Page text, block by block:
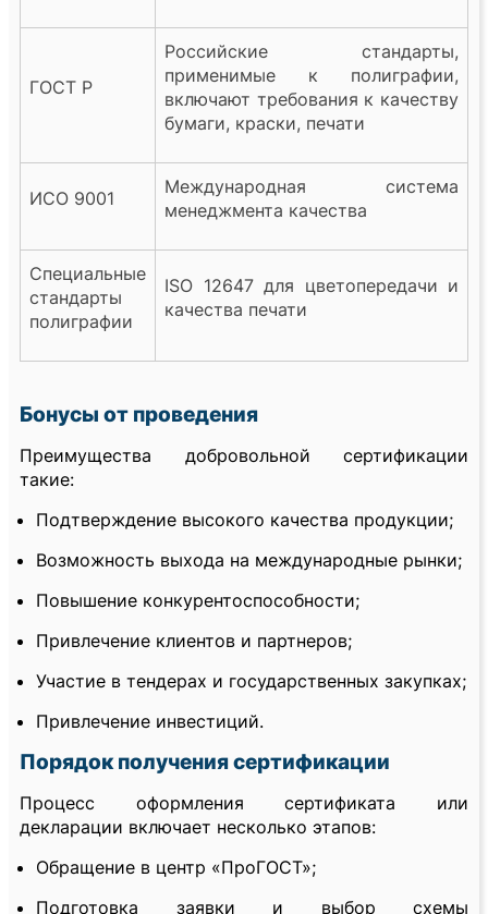
ГОСТ Р
Российские стандарты,
применимые к полиграфии,
включают требования к качеству
бумаги, краски, печати
ИСО 9001
Международная система
менеджмента качества
Специальные
стандарты
полиграфии
ISO 12647 для цветопередачи и
качества печати
Бонусы от проведения
Преимущества добровольной сертификации
такие:
Подтверждение высокого качества продукции;
Возможность выхода на международные рынки;
Повышение конкурентоспособности;
Привлечение клиентов и партнеров;
Участие в тендерах и государственных закупках;
Привлечение инвестиций.
Порядок получения сертификации
Процесс оформления сертификата или
декларации включает несколько этапов:
Обращение в центр «ПроГОСТ»;
Подготовка заявки и выбор схемы